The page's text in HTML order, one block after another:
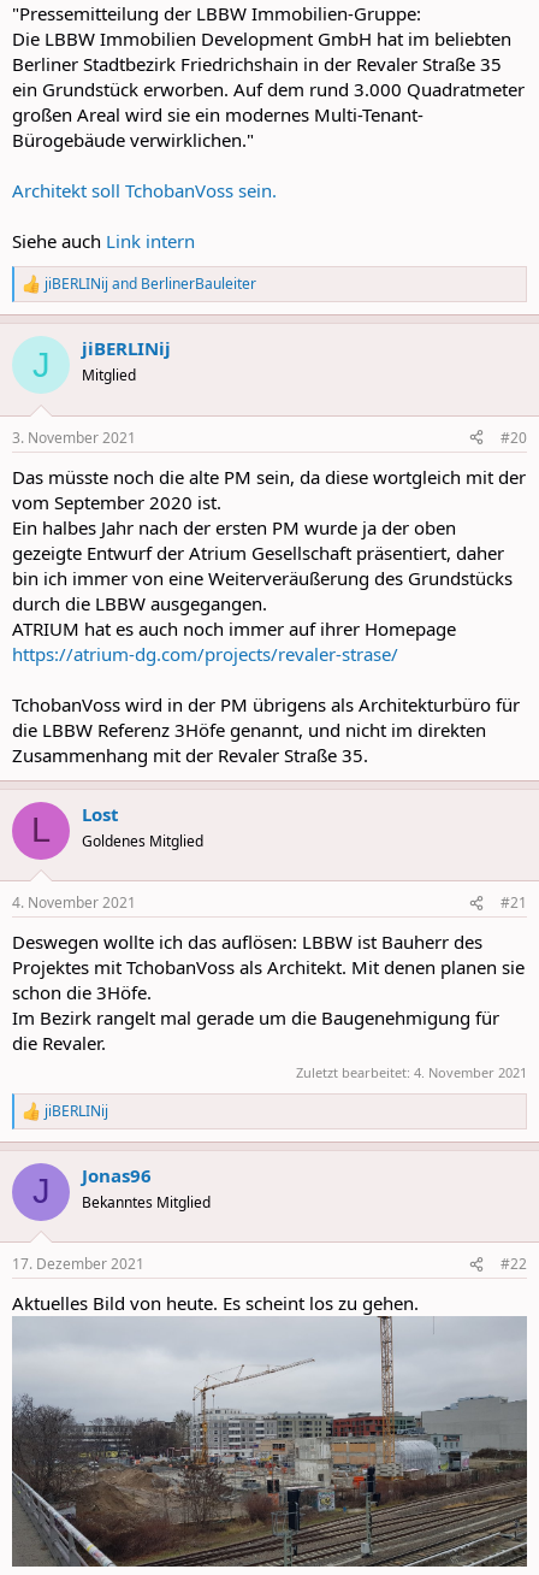
"Pressemitteilung der LBBW Immobilien-Gruppe:
Die LBBW Immobilien Development GmbH hat im beliebten
Berliner Stadtbezirk Friedrichshain in der Revaler Straße 35
ein Grundstück erworben. Auf dem rund 3.000 Quadratmeter
großen Areal wird sie ein modernes Multi-Tenant-
Bürogebäude verwirklichen."
Architekt soll TchobanVoss sein.
Siehe auch Link intern
R
e
a
c
i
s
jiBERLINij and BerlinerBauleiter
J jiBERLINij
Mitglied
3. November 2021 #20
Das müsste noch die alte PM sein, da diese wortgleich mit der
vom September 2020 ist.
Ein halbes Jahr nach der ersten PM wurde ja der oben
gezeigte Entwurf der Atrium Gesellschaft präsentiert, daher
bin ich immer von eine Weiterveräußerung des Grundstücks
durch die LBBW ausgegangen.
ATRIUM hat es auch noch immer auf ihrer Homepage
https://atrium-dg.com/projects/revaler-strase/
TchobanVoss wird in der PM übrigens als Architekturbüro für
die LBBW Referenz 3Höfe genannt, und nicht im direkten
Zusammenhang mit der Revaler Straße 35.
L Lost
Goldenes Mitglied
4. November 2021 #21
Deswegen wollte ich das auflösen: LBBW ist Bauherr des
Projektes mit TchobanVoss als Architekt. Mit denen planen sie
schon die 3Höfe.
Im Bezirk rangelt mal gerade um die Baugenehmigung für
die Revaler.
Zuletzt bearbeitet: 4. November 2021
R
e
a
c
i
s
jiBERLINij
J Jonas96
Bekanntes Mitglied
17. Dezember 2021 #22
Aktuelles Bild von heute. Es scheint los zu gehen.